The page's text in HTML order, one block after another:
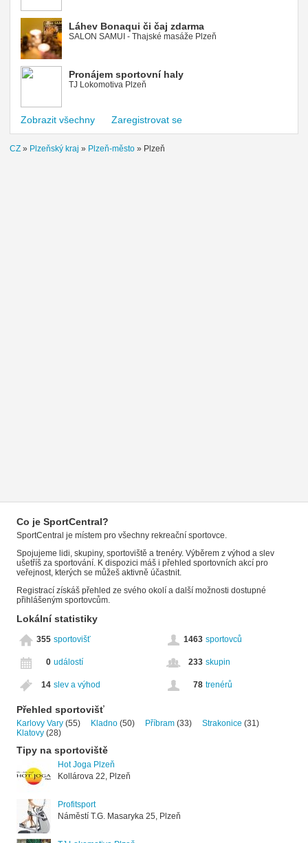
Láhev Bonaqui či čaj zdarma
SALON SAMUI - Thajské masáže Plzeň
Pronájem sportovní haly
TJ Lokomotiva Plzeň
Zobrazit všechny Zaregistrovat se
CZ » Plzeňský kraj » Plzeň-město » Plzeň
Co je SportCentral?
SportCentral je místem pro všechny rekreační sportovce.
Spojujeme lidi, skupiny, sportoviště a trenéry. Výběrem z výhod a slev
ušetříš za sportování. K dispozici máš i přehled sportovních akcí pro
veřejnost, kterých se můžeš aktivně účastnit.
Registrací získáš přehled ze svého okolí a další možnosti dostupné
přihlášeným sportovcům.
Lokální statistiky
355 sportovišť 1463 sportovců
0 událostí 233 skupin
14 slev a výhod 78 trenérů
Přehled sportovišť
Karlovy Vary (55) Kladno (50) Příbram (33) Strakonice (31)
Klatovy (28)
Tipy na sportoviště
Hot Joga Plzeň
Kollárova 22, Plzeň
Profitsport
Náměstí T.G. Masaryka 25, Plzeň